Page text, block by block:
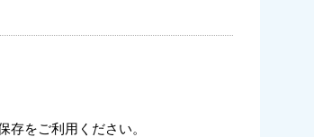
をご利用ください。